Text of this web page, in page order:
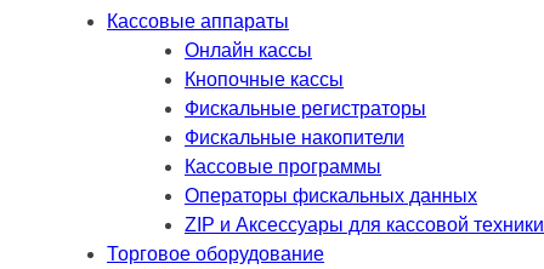
Кассовые аппараты
Онлайн кассы
Кнопочные кассы
Фискальные регистраторы
Фискальные накопители
Кассовые программы
Операторы фискальных данных
ZIP и Аксессуары для кассовой техники
Торговое оборудование